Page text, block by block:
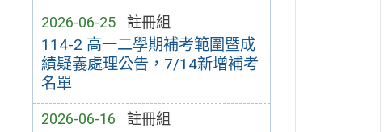
2026-06-25 註冊組
114-2 高一二學期補考範圍暨成
績疑義處理公告，7/14新增補考
名單
2026-06-16 註冊組